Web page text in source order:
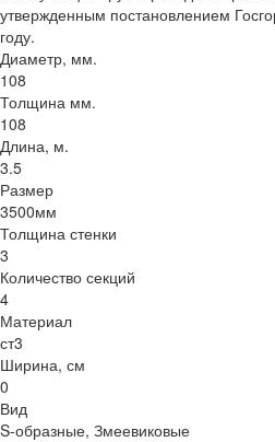
утвержденным постановлением
году.
Диаметр, мм.
108
Толщина мм.
108
Длина, м.
3.5
Размер
3500мм
Толщина стенки
3
Количество секций
4
Материал
ст3
Ширина, см
0
Вид
S-образные, Змеевиковые